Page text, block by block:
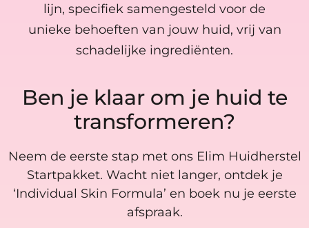
lijn, specifiek samengesteld voor de
unieke behoeften van jouw huid, vrij van
schadelijke ingrediënten.
Ben je klaar om je huid te
transformeren?
Neem de eerste stap met ons Elim Huidherstel
Startpakket. Wacht niet langer, ontdek je
‘Individual Skin Formula’ en boek nu je eerste
afspraak.